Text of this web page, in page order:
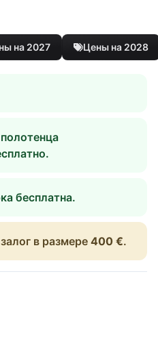
на 2027 Цены на 2028
бесплатна.
в размере 400 €.